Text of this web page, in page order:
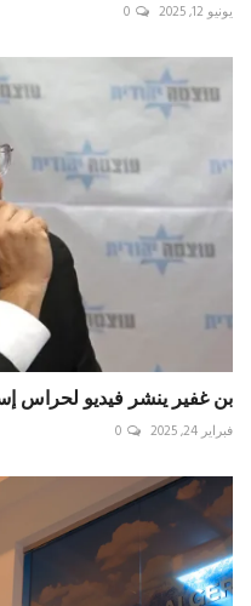
يونيو 12, 2025 0
بن غفير ينشر فيديو لحراس
فبراير 24, 2025 0